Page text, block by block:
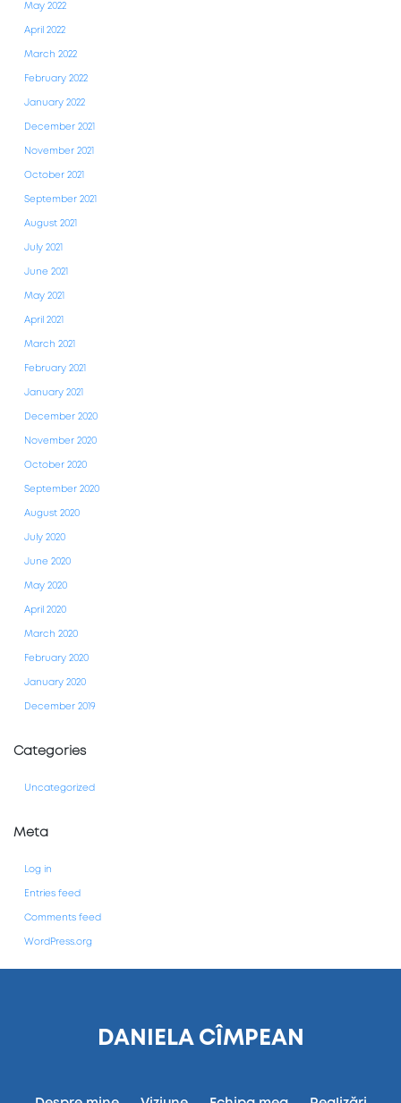
May 2022
April 2022
March 2022
February 2022
January 2022
December 2021
November 2021
October 2021
September 2021
August 2021
July 2021
June 2021
May 2021
April 2021
March 2021
February 2021
January 2021
December 2020
November 2020
October 2020
September 2020
August 2020
July 2020
June 2020
May 2020
April 2020
March 2020
February 2020
January 2020
December 2019
Categories
Uncategorized
Meta
Log in
Entries feed
Comments feed
WordPress.org
DANIELA CÎMPEAN